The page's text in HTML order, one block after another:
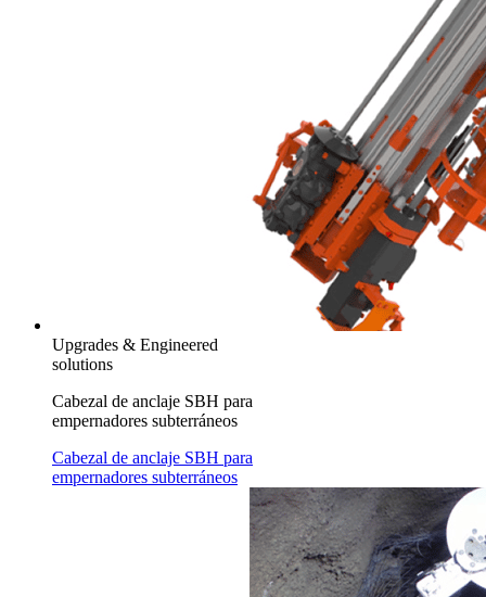
Upgrades & Engineered
solutions
Cabezal de anclaje SBH para
empernadores subterráneos
Cabezal de anclaje SBH para
empernadores subterráneos